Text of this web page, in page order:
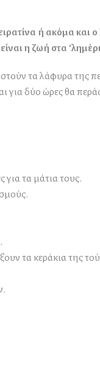
ή ακόμα
η ζωή στα
τα λάφυρα της
δύο ώρες θα
τα μάτια τους.
τα κεράκια της